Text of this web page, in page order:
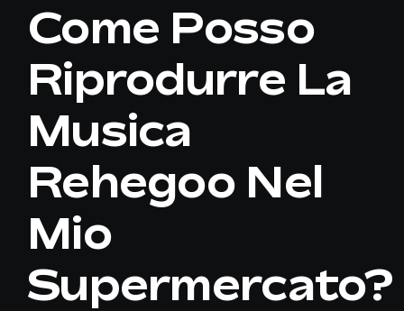
SERVIZI
PERCHE’ REHEGOO
WE ARE DIFFERENT
Come Posso
Riprodurre La
Musica
Rehegoo Nel
Mio
Supermercato?